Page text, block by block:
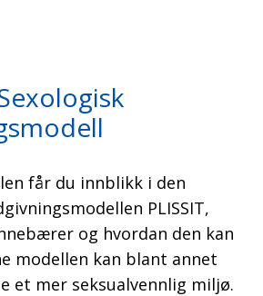
får du innblikk i den
PLISSIT,
og hvordan den kan
modellen kan blant annet
et mer seksualvennlig miljø.